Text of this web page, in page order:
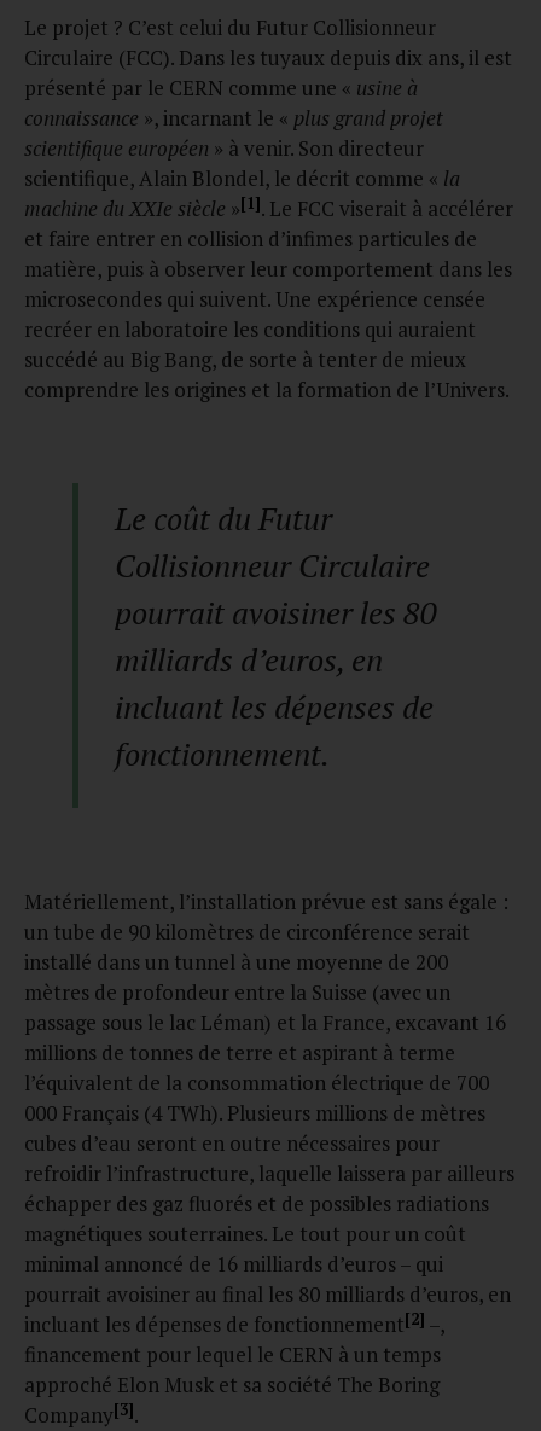
Le projet ? C’est celui du Futur Collisionneur
Circulaire (FCC). Dans les tuyaux depuis dix ans, il est
présenté par le CERN comme une « usine à
connaissance », incarnant le « plus grand projet
scientifique européen » à venir. Son directeur
scientifique, Alain Blondel, le décrit comme « la
machine du XXIe siècle »[1]. Le FCC viserait à accélérer
et faire entrer en collision d’infimes particules de
matière, puis à observer leur comportement dans les
microsecondes qui suivent. Une expérience censée
recréer en laboratoire les conditions qui auraient
succédé au Big Bang, de sorte à tenter de mieux
comprendre les origines et la formation de l’Univers.
Le coût du Futur
Collisionneur Circulaire
pourrait avoisiner les 80
milliards d’euros, en
incluant les dépenses de
fonctionnement.
Matériellement, l’installation prévue est sans égale :
un tube de 90 kilomètres de circonférence serait
installé dans un tunnel à une moyenne de 200
mètres de profondeur entre la Suisse (avec un
passage sous le lac Léman) et la France, excavant 16
millions de tonnes de terre et aspirant à terme
l’équivalent de la consommation électrique de 700
000 Français (4 TWh). Plusieurs millions de mètres
cubes d’eau seront en outre nécessaires pour
refroidir l’infrastructure, laquelle laissera par ailleurs
échapper des gaz fluorés et de possibles radiations
magnétiques souterraines. Le tout pour un coût
minimal annoncé de 16 milliards d’euros – qui
pourrait avoisiner au final les 80 milliards d’euros, en
incluant les dépenses de fonctionnement[2] –,
financement pour lequel le CERN à un temps
approché Elon Musk et sa société The Boring
Company[3].